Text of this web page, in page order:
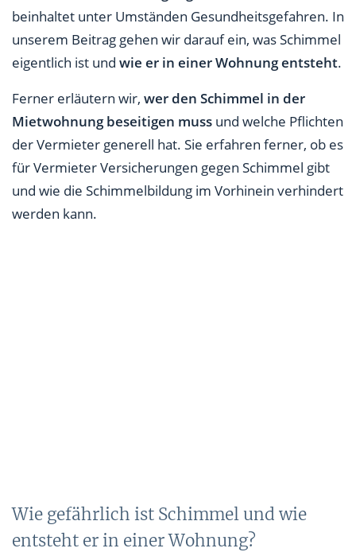
beinhaltet unter Umständen Gesundheitsgefahren. In
unserem Beitrag gehen wir darauf ein, was Schimmel
eigentlich ist und wie er in einer Wohnung entsteht.
Ferner erläutern wir, wer den Schimmel in der
Mietwohnung beseitigen muss und welche Pflichten
der Vermieter generell hat. Sie erfahren ferner, ob es
für Vermieter Versicherungen gegen Schimmel gibt
und wie die Schimmelbildung im Vorhinein verhindert
werden kann.
Wie gefährlich ist Schimmel und wie
entsteht er in einer Wohnung?